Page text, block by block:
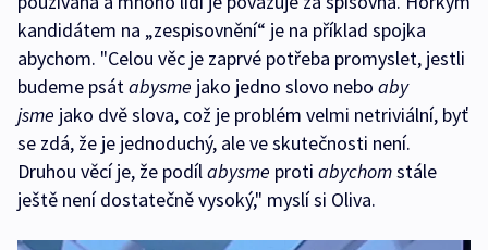
kandidátem na „zespisovnění“ je na příklad spojka
abychom. "Celou věc je zaprvé potřeba promyslet, jestli
budeme psátabysme jako jedno slovo nebo aby
jsme jako dvě slova, což je problém velmi netriviální, byť
se zdá, že je jednoduchý, ale ve skutečnosti není.
Druhou věcí je, že podílabysme proti abychomstále
ještě není dostatečně vysoký," myslí si Oliva.